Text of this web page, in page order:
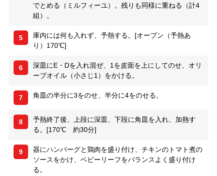
でとめる（ミルフィーユ）。残りも同様に重ねる（計4
組）。
5
庫内には何も入れず、予熱する。[オーブン（予熱あ
り）170℃]
6
深皿にE・Dを入れ混ぜ、1を皮面を上にしてのせ、オリ
ーブオイル（小さじ1）をかける。
7 角皿の半分に3をのせ、半分に4をのせる。
8
予熱終了後、上段に深皿、下段に角皿を入れ、加熱す
る。[170℃ 約30分]
9
器にハンバーグと鶏肉を盛り付け、チキンのトマト煮の
ソースをかけ、ベビーリーフをバランスよく盛り付け
る。